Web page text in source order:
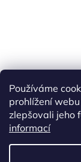
Používáme
prohlížení
zlepšovali jeho
informací